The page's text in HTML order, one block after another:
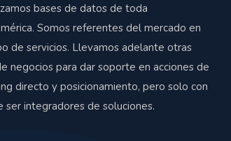
bases de datos de toda
Somos referentes del mercado en
de servicios. Llevamos adelante otras
negocios para dar soporte en acciones de
directo y posicionamiento, pero solo con
ser integradores de soluciones.